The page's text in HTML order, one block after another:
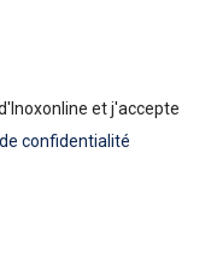
et j'accepte
confidentialité